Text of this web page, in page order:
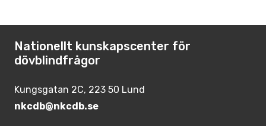
Nationellt kunskapscenter för
dövblindfrågor
Kungsgatan 2C, 223 50 Lund
nkcdb@nkcdb.se